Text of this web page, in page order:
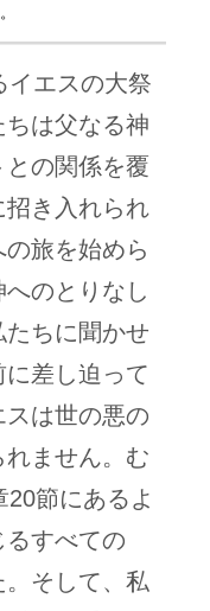
イエスの大祭
は父なる神
の関係を覆
き入れられ
旅を始めら
のとりなし
ちに聞かせ
差し迫って
は世の悪の
ません。む
20節にあるよ
るすべての
。そして、私